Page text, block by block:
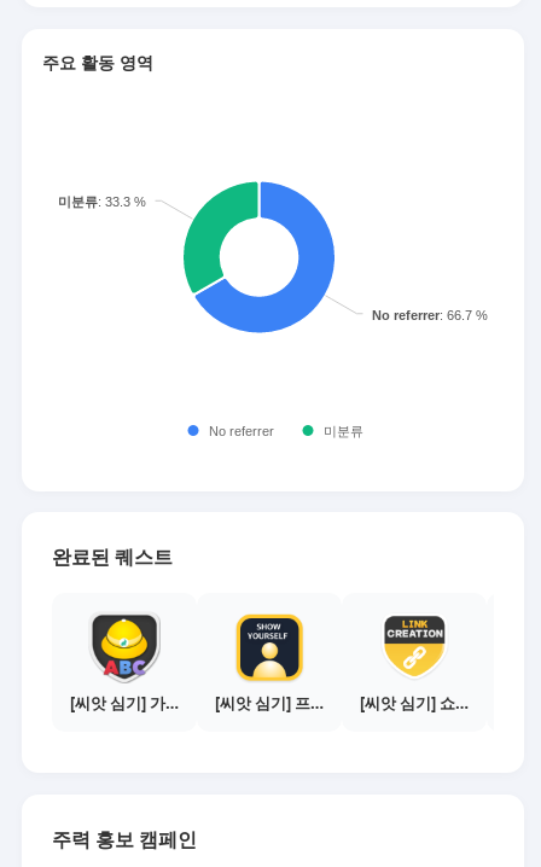
주요 활동 영역
완료된 퀘스트
[씨앗 심기] 가이드보기 - 매체별 활동 가이드 [씨앗 심기] 프로필 사진 등록하기 [씨앗 심기] 쇼핑몰 링크 발급하기 - 제휴몰 10곳
주력 홍보 캠페인